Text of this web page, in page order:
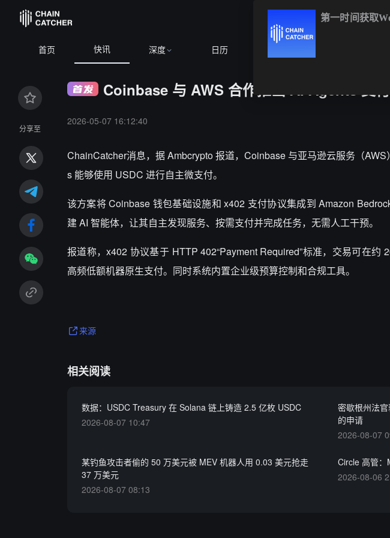
首页 快讯 深度 日历
分享至
Coinbase 与 AWS 合作推出 AI Agents 支
2026-05-07 16:12:40
ChainCatcher消息，据 Ambcrypto 报道，Coinbase 与亚马逊云服务（
s 能够使用 USDC 进行自主微支付。
该方案将 Coinbase 钱包基础设施和 x402 支付协议集成到 Amazon
建 AI 智能体，让其自主发现服务、按需支付并完成任务，无需人工干预。
报道称，x402 协议基于 HTTP 402“Payment Required”标准，交易可在
高频低额机器原生支付。同时系统内置企业级预算控制和合规工具。
来源
相关阅读
数据：USDC Treasury 在 Solana 链上铸造 2.5 亿枚 USDC
2026-08-07 10:47
密歇根州法
的申请
2026-08-07
某钓鱼攻击者偷的 50 万美元被 MEV 机器人用 0.03 美元抢走
37 万美元
2026-08-07 08:13
Circle 高管：
2026-08-06
第一时间获取